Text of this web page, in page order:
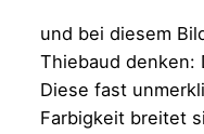
und bei diesem
Thiebaud denken:
Diese fast
Farbigkeit breitet